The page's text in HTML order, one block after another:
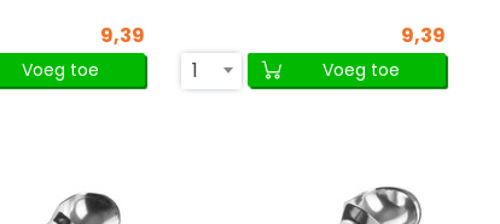
9,39
Voeg toe
9,39
1
Voeg toe